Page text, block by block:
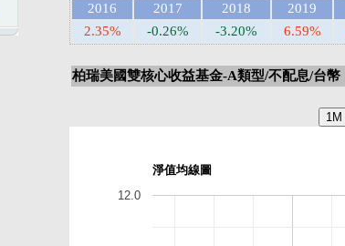
2016
2017 2018 2019
2.35%
-0.26% -3.20% 6.59%
柏瑞美國雙核心收益基金-A類型/不配息/台幣
淨值均線圖
12.0